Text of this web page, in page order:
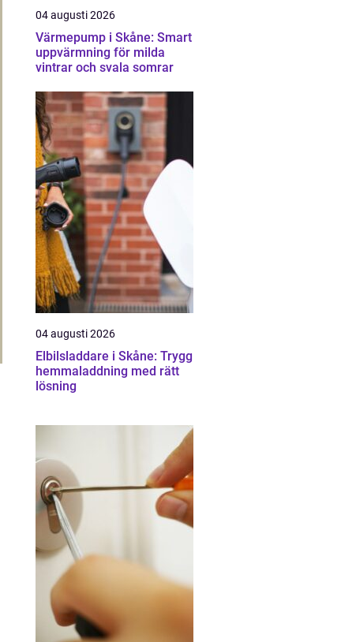
04 augusti 2026
Värmepump i Skåne: Smart
uppvärmning för milda
vintrar och svala somrar
04 augusti 2026
Elbilsladdare i Skåne: Trygg
hemmaladdning med rätt
lösning